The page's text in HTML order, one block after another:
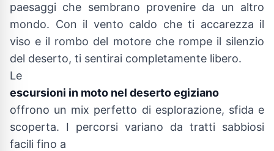
paesaggi che sembrano provenire da un altro
mondo. Con il vento caldo che ti accarezza il
viso e il rombo del motore che rompe il silenzio
del deserto, ti sentirai completamente libero.
Le
escursioni in moto nel deserto egiziano
offrono un mix perfetto di esplorazione, sfida e
scoperta. I percorsi variano da tratti sabbiosi
facili fino a